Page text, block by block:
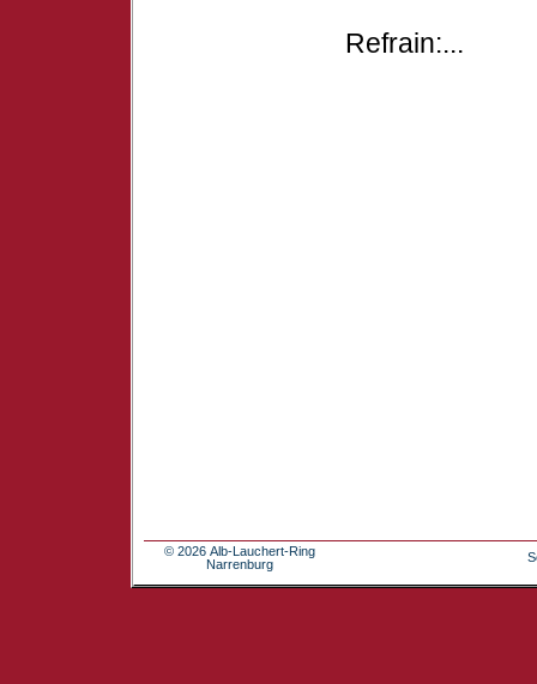
Refrain:...
© 2026 Alb-Lauchert-Ring
Narrenburg